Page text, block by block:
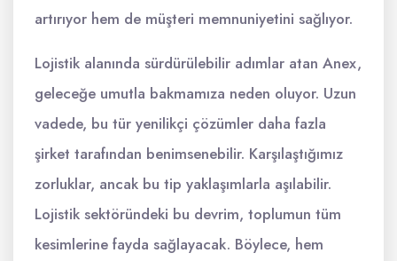
artırıyor hem de müşteri memnuniyetini sağlıyor.
Lojistik alanında sürdürülebilir adımlar atan Anex,
geleceğe umutla bakmamıza neden oluyor. Uzun
vadede, bu tür yenilikçi çözümler daha fazla
şirket tarafından benimsenebilir. Karşılaştığımız
zorluklar, ancak bu tip yaklaşımlarla aşılabilir.
Lojistik sektöründeki bu devrim, toplumun tüm
kesimlerine fayda sağlayacak. Böylece, hem